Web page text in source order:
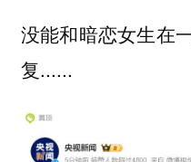
没能和暗恋女生在
复......